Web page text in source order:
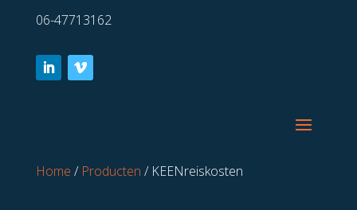
06-47713162
Home / Producten / KEENreiskosten